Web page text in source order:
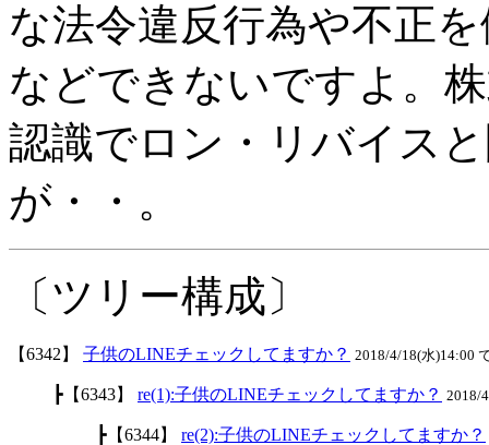
な法令違反行為や不正
などできないですよ。
認識でロン・リバイス
が・・。
〔ツリー構成〕
【6342】 子供のLINEチェックしてますか？ 2018/4/18(水)14:00
┣【6343】 re(1):子供のLINEチェックしてますか？ 2018/
┣【6344】 re(2):子供のLINEチェックしてますか？